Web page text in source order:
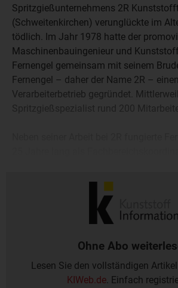
Spritzgießunternehmens 2R
(Schweitenkirchen) verunglückte im
tödlich. Im Jahr 1978 hatte der
Maschinenbauingenieur und
Fernengel gemeinsam mit seinem
Fernengel – daher der Name 2R –
Verarbeiterbetrieb gegründet.
Spritzgießspezialist rund 200
Gesellschaft für Kunststofftechnik /
Ohne Abo
Lesen Sie den vollständigen
KIWeb.de. Einfach